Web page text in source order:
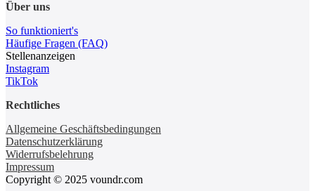
Über uns
So funktioniert's
Häufige Fragen (FAQ)
Stellenanzeigen
Instagram
TikTok
Rechtliches
Allgemeine Geschäftsbedingungen
Datenschutzerklärung
Widerrufsbelehrung
Impressum
Copyright © 2025 voundr.com